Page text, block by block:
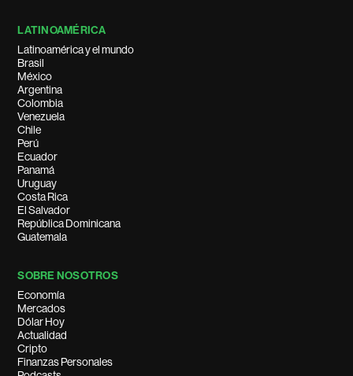
LATINOAMÉRICA
Latinoamérica y el mundo
Brasil
México
Argentina
Colombia
Venezuela
Chile
Perú
Ecuador
Panamá
Uruguay
Costa Rica
El Salvador
República Dominicana
Guatemala
SOBRE NOSOTROS
Economía
Mercados
Dólar Hoy
Actualidad
Cripto
Finanzas Personales